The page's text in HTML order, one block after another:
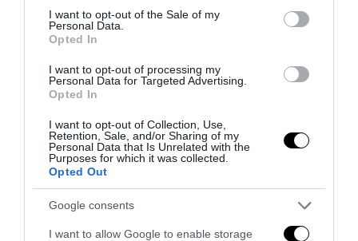
consent section.
I want to opt-out of the Sale of my
Personal Data.
Opted In
I want to opt-out of processing my
Personal Data for Targeted Advertising.
Opted In
I want to opt-out of Collection, Use,
Retention, Sale, and/or Sharing of my
Personal Data that Is Unrelated with the
Purposes for which it was collected.
Opted Out
Google consents
I want to allow Google to enable storage
Berlino 2006, una notte da campioni del mondo
18 Luglio 2026